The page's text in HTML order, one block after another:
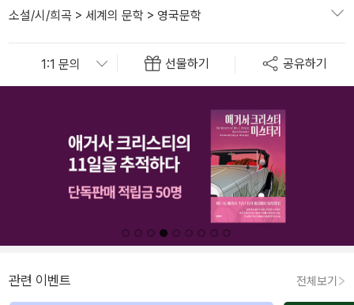
소설/시/희곡 > 세계의 문학 > 영국문학
선물하기 공유하기
관련 이벤트 전체보기